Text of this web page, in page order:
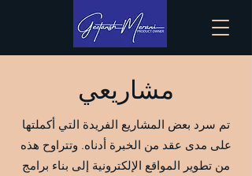
مشاريعي
تم سرد بعض المشاريع الفريدة التي أكملتها
على مدى عقد من الخبرة أدناه. وتتراوح هذه
من تطوير المواقع الإلكترونية إلى بناء برامج